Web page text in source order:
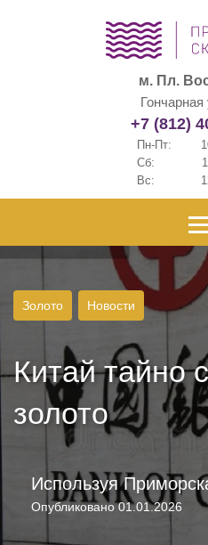
м. Пл.
+7 (812)
Пн-Пт:
Сб:
Вс:
Золото Новости
Китай тайно
золото
Используя
Опубликовано01.01.2026